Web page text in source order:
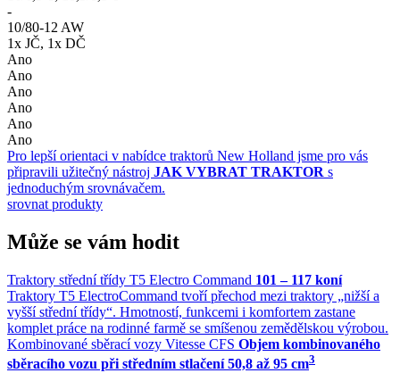
-
10/80-12 AW
1x JČ, 1x DČ
Ano
Ano
Ano
Ano
Ano
Ano
Pro lepší orientaci v nabídce traktorů New Holland jsme pro vás
připravili užitečný nástroj JAK VYBRAT TRAKTOR s
jednoduchým srovnávačem.
srovnat produkty
Může se vám hodit
Traktory střední třídy T5 Electro Command 101 – 117 koní
Traktory T5 ElectroCommand tvoří přechod mezi traktory „nižší a
vyšší střední třídy“. Hmotností, funkcemi i komfortem zastane
komplet práce na rodinné farmě se smíšenou zemědělskou výrobou.
Kombinované sběrací vozy Vitesse CFS Objem kombinovaného
sběracího vozu při středním stlačení 50,8 až 95 cm3